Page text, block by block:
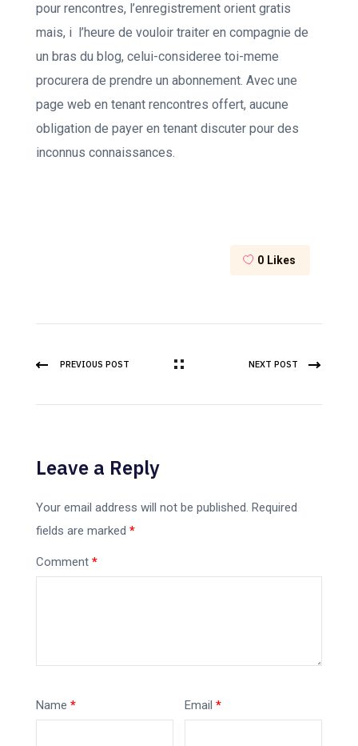
pour rencontres, l’enregistrement orient gratis
mais, i l’heure de vouloir traiter en compagnie de
un bras du blog, celui-consideree toi-meme
procurera de prendre un abonnement. Avec une
page web en tenant rencontres offert, aucune
obligation de payer en tenant discuter pour des
inconnus connaissances.
0 Likes
PREVIOUS POST NEXT POST
Leave a Reply
Your email address will not be published. Required
fields are marked *
Comment *
Name * Email*